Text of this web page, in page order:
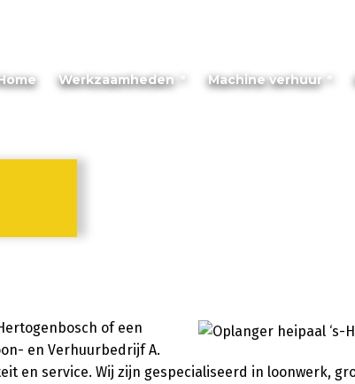
Werkzaamheden Machine verhuur
of een
en Verhuurbedrijf A.
en service. Wij zijn gespecialiseerd in loonwerk,